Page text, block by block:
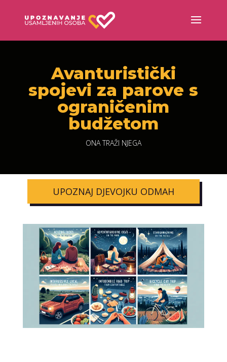
Avanturistički
spojevi za parove s
ograničenim
budžetom
ONA TRAŽI NJEGA
UPOZNAJ DJEVOJKU ODMAH